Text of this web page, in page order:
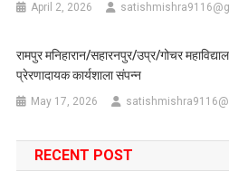
April 2, 2026
रामपुर मनिहारान/सहारनपुर/उप्र/गोचर
प्रेरणादायक कार्यशाला संपन्न
May 17, 2026
RECENT POST